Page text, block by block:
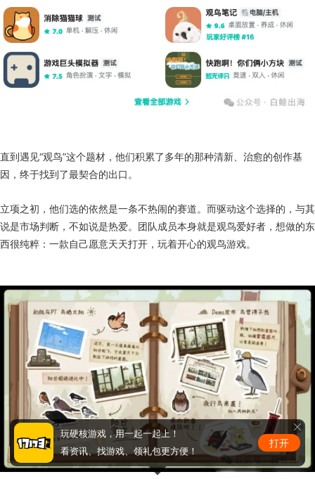
在此之前，这支小团队已经默默摸索了好几年，做过几款画风清新的手游
——《消除猫猫球》《游戏巨头模拟器》《快跑啊！你们俩小方块》，每
直到遇见“观鸟”这个题材，他们积累了多年的那种清新、治愈的创作基
因，终于找到了最契合的出口。
立项之初，他们选的依然是一条不热闹的赛道。而驱动这个选择的，与其
说是市场判断，不如说是热爱。团队成员本身就是观鸟爱好者，想做的东
西很纯粹：一款自己愿意天天打开，玩着开心的观鸟游戏。
玩硬核游戏，用一起一起上！
看资讯、找游戏、领礼包更方便！
打开